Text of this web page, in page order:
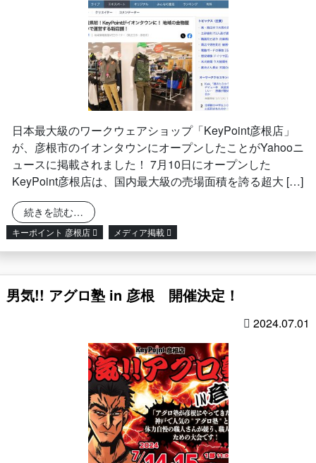
日本最大級のワークウェアショップ「KeyPoint彦根店」
が、彦根市のイオンタウンにオープンしたことがYahooニ
ュースに掲載されました！ 7月10日にオープンした
KeyPoint彦根店は、国内最大級の売場面積を誇る超大 […]
続きを読む… from キーポイント彦根店がYahoo!ニュースに掲
キーポイント 彦根店 メディア掲載
男気!! アグロ塾 in 彦根 開催決定！
2024.07.01